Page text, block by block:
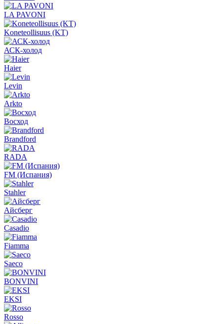
LA PAVONI
Koneteollisuus (KT)
АСК-холод
Haier
Levin
Arkto
Восход
Brandford
RADA
FM (Испания)
Stahler
Айсберг
Casadio
Fiamma
Saeco
BONVINI
EKSI
Rosso